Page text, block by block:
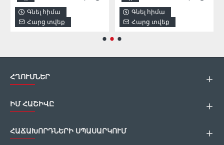
Գնել հիմա
Հարց տվեք
Գնել հիմա
Հարց տվեք
ՀՂՈՒՄՆԵՐ
ԻՄ ՀԱՇԻՎԸ
ՀԱՃԱԽՈՐԴՆԵՐԻ ՍՊԱՍԱՐԿՈՒՄ